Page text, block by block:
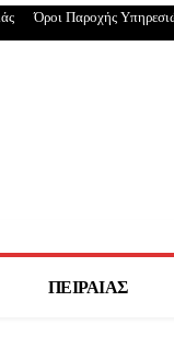
Όροι Παροχής
ΠΕΙΡΑΙΑΣ